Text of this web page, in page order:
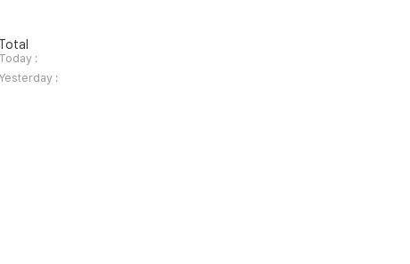
방
문
자
수
Total
Today :
Yesterday :